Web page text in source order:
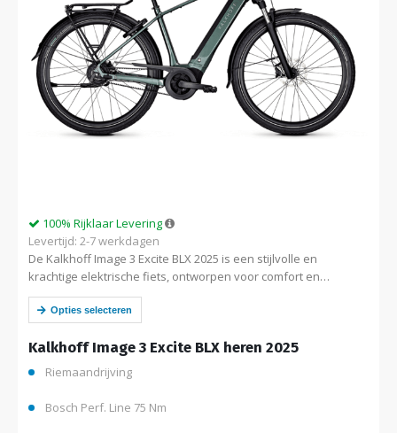
Kalkhoff Image 3 Excite BLX heren 2025
100% Rijklaar Levering
Levertijd: 2-7 werkdagen
Riemaandrijving
Bosch Perf. Line 75 Nm
De Kalkhoff Image 3 Excite BLX 2025 is een stijlvolle en
krachtige elektrische fiets, ontworpen voor comfort en
betrouwbaarheid. Uitgerust met een Bosch motor en
duurzame riemaandrijving, ideaal voor dagelijks…
Opties selecteren